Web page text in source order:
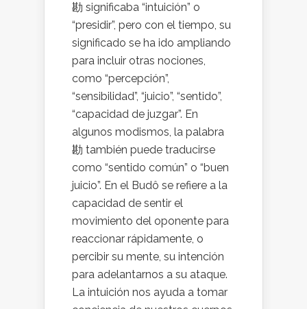
勘 significaba “intuición” o
“presidir”, pero con el tiempo, su
significado se ha ido ampliando
para incluir otras nociones,
como “percepción”,
“sensibilidad”, “juicio”, “sentido”,
“capacidad de juzgar”. En
algunos modismos, la palabra
勘 también puede traducirse
como “sentido común” o “buen
juicio”. En el Budô se refiere a la
capacidad de sentir el
movimiento del oponente para
reaccionar rápidamente, o
percibir su mente, su intención
para adelantarnos a su ataque.
La intuición nos ayuda a tomar